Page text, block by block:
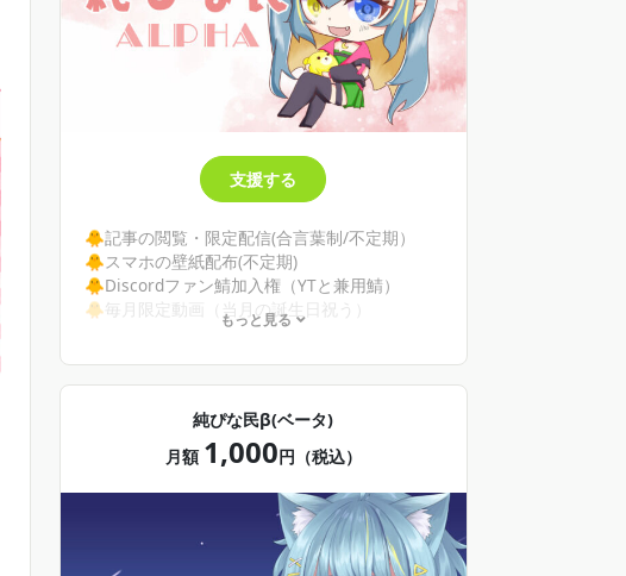
支援する
🐥記事の閲覧・限定配信(合言葉制/不定期）
🐥スマホの壁紙配布(不定期)
🐥Discordファン鯖加入権（YTと兼用鯖）
🐥毎月限定動画（当月の誕生日祝う）
🐥不定期シチュボ値引き価格で購入可！
🐥初回支援の際🐥
にミスプリ缶バッジ）＆サイン入りメッセージ
カードお届け！
レゼント（両方とも申し込み必須）
もっと見る
純ぴな民β(ベータ)
月額 1,000円（税込）